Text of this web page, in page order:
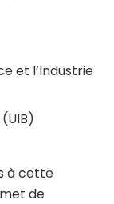
et l’Industrie
à cette
de